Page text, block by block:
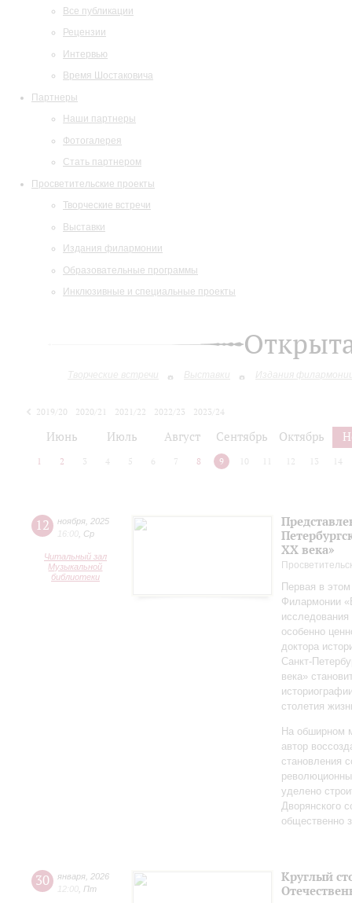
Все публикации
Рецензии
Интервью
Время Шостаковича
Партнеры
Наши партнеры
Фотогалерея
Стать партнером
Просветительские проекты
Творческие встречи
Выставки
Издания филармонии
Образовательные программы
Инклюзивные и специальные проекты
Творческие встречи Выставки Издания
2019/20 2020/21 2021/22 2022/23
2023/24
Июнь Июль Август Сентябрь Октябрь
1 2 3 4 5 6 7 8 9 10 12 13 14
12 ноября 2025
16:00 Ср
Читальный зал
Музыкальной
библиотеки
ХХ века»
Первая в
Филармонии
особенно
доктора
века»
столетия
На обширном
автор
становления
уделено
Дворянского
общественно
30 января 2026
Пт
Круглый